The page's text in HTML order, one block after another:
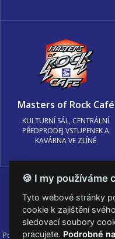
Masters of Rock Café
KULTURNÍ SÁL, CENTRÁLNÍ
PŘEDPRODEJ VSTUPENEK A
KAVÁRNA VE ZLÍNĚ
Podmínky užití 🍪 Změnit
🍪 I my používáme
Tyto webové stránky
cookie k zajištění
sledovací soubory
pracujete. Podrobné